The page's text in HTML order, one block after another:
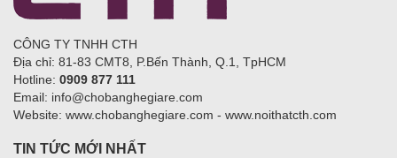
CÔNG TY TNHH CTH
Địa chỉ: 81-83 CMT8, P.Bến Thành, Q.1, TpHCM
Hotline: 0909 877 111
Email: info@chobanghegiare.com
Website: www.chobanghegiare.com - www.noithatcth.com
TIN TỨC MỚI NHẤT